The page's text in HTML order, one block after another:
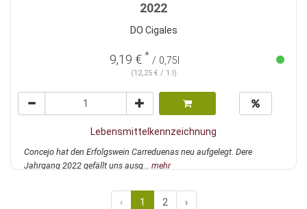
2022
DO Cigales
9,19 € * / 0,75l
(12,25 € / 1 l)
Lebensmittelkennzeichnung
Concejo hat den Erfolgswein Carreduenas neu aufgelegt. Dere
Jahrgang 2022 gefällt uns ausg... mehr
‹ 1 2 ›